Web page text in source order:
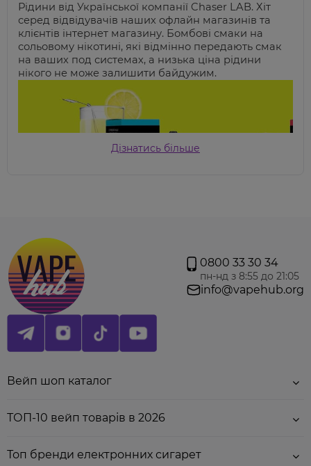
Рідини від Української компанії Chaser LAB. Хіт
серед відвідувачів наших офлайн магазинів та
клієнтів інтернет магазину. Бомбові смаки на
сольовому нікотині, які відмінно передають смак
на ваших под системах, а низька ціна рідини
нікого не може залишити байдужим.
Співвідношення гліцерину та пропілену 50/50.
Флакон10мл. Сольовий нікотин доступний в
версіях20 м
Увага!
Високі концентрації нікотину використовуйте тільки на
мало-потужних електронних сигаретах
Флакон тримайте подалі від дітей та тварин. Для того щоб
Дізнатись більше
0800 33 30 34
пн-нд з 8:55 до 21:05
info@vapehub.org
Вейп шоп каталог
ТОП-10 вейп товарів в 2026
Топ бренди електронних сигарет